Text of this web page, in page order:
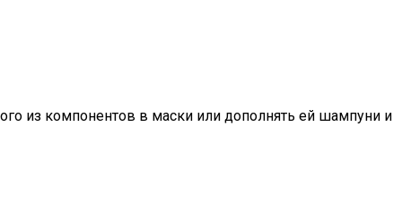
из компонентов в маски или дополнять ей шампуни и